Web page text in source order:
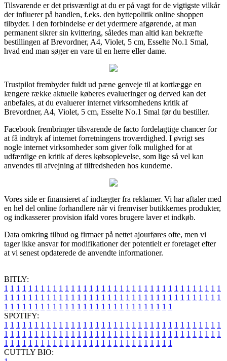
Tilsvarende er det prisværdigt at du er på vagt for de vigtigste vilkår
der influerer på handlen, f.eks. den byttepolitik online shoppen
tilbyder. I den forbindelse er det ydermere afgørende, at man
permanent sikrer sin kvittering, således man altid kan bekræfte
bestillingen af Brevordner, A4, Violet, 5 cm, Esselte No.1 Smal,
hvad end man søger en vare til en herre eller dame.
Trustpilot frembyder fuldt ud pæne genveje til at kortlægge en
længere række aktuelle køberes evalueringer og derved kan det
anbefales, at du evaluerer internet virksomhedens kritik af
Brevordner, A4, Violet, 5 cm, Esselte No.1 Smal før du bestiller.
Facebook frembringer tilsvarende de facto fordelagtige chancer for
at få indtryk af internet forretningens troværdighed. I øvrigt ses
nogle internet virksomheder som giver folk mulighed for at
udfærdige en kritik af deres købsoplevelse, som lige så vel kan
anvendes til afvejning af tilfredsheden hos kunderne.
Vores side er finansieret af indtægter fra reklamer. Vi har aftaler med
en hel del online forhandlere når vi fremviser butikkernes produkter,
og indkasserer provision ifald vores brugere laver et indkøb.
Data omkring tilbud og firmaer på nettet ajourføres ofte, men vi
tager ikke ansvar for modifikationer der potentielt er foretaget efter
at vi senest opdaterede de anvendte informationer.
BITLY:
1 1 1 1 1 1 1 1 1 1 1 1 1 1 1 1 1 1 1 1 1 1 1 1 1 1 1 1 1 1 1 1 1 1 1 1
1 1 1 1 1 1 1 1 1 1 1 1 1 1 1 1 1 1 1 1 1 1 1 1 1 1 1 1 1 1 1 1 1 1 1 1
1 1 1 1 1 1 1 1 1 1 1 1 1 1 1 1 1 1 1 1 1 1 1 1 1 1 1 1
SPOTIFY:
1 1 1 1 1 1 1 1 1 1 1 1 1 1 1 1 1 1 1 1 1 1 1 1 1 1 1 1 1 1 1 1 1 1 1 1
1 1 1 1 1 1 1 1 1 1 1 1 1 1 1 1 1 1 1 1 1 1 1 1 1 1 1 1 1 1 1 1 1 1 1 1
1 1 1 1 1 1 1 1 1 1 1 1 1 1 1 1 1 1 1 1 1 1 1 1 1 1 1 1
CUTTLY BIO: